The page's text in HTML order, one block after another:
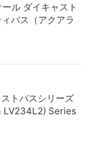
ル ダイキャスト
バス（アクアラ
トバスシリーズ
LV234L2) Series